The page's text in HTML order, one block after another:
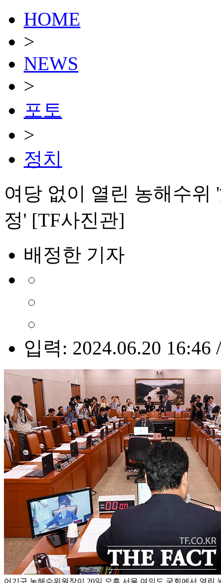
HOME
>
NEWS
>
포토
>
정치
여당 없이 열린 농해수위
정' [TF사진관]
배정한 기자
입력: 2024.06.20 16:46
어기구 농해수위원장이 20일 오후 서울 여의도 국회에서 열린